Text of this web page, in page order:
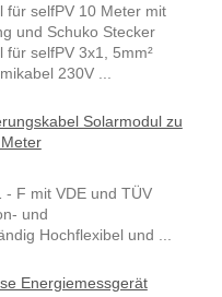
für selfPV 10 Meter mit
und Schuko Stecker
für selfPV 3x1, 5mm²
230V ...
Solarmodul zu
- F mit VDE und TÜV
und
Hochflexibel und ...
Energiemessgerät